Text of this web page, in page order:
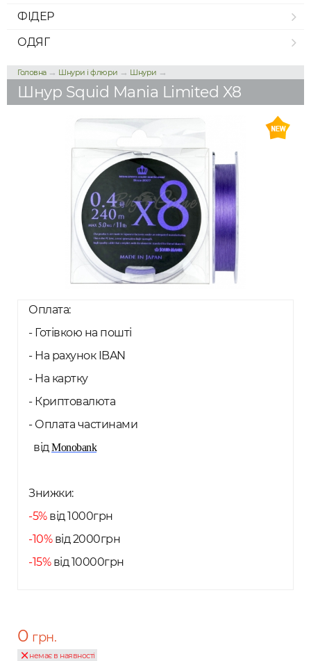
ФІДЕР
ОДЯГ
Головна→ Шнури і флюри → Шнури →
Шнур Squid Mania Limited X8
Оплата:
- Готівкою на пошті
- На рахунок IBAN
- На картку
- Криптовалюта
- Оплата частинами
відMonobank
Знижки:
-5%від 1000грн
-10%від 2000грн
-15%від 10000грн
0 грн.
немає в наявності